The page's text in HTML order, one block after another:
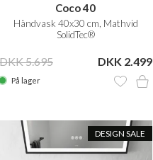
Coco 40
Håndvask 40x30 cm, Mathvid
SolidTec®
DKK 5.695 DKK 2.499
På lager
DESIGN SALE